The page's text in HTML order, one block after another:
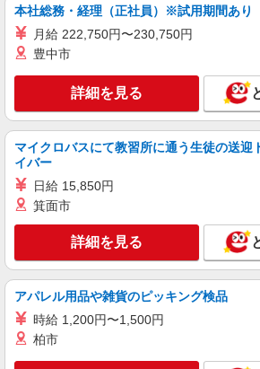
時給1600円 ◆一律交通
東京都中央区
キープ
派遣社員
株式会社日本パーソナルビジネス 首都圏支
≪携帯販売｜家電量販
時給1700円〜1800
用へ切替後：月給286,200
キープ
派遣社員 紹介予定派遣
株式会社シエロ
時給1650円〜 ※残業
本社総務・経理（正社員）※試用期間あり
月給 222,750円〜230,750円
豊中市
詳細を見る
マイクロバスにて教習所に通う生徒の送迎
イバー
日給 15,850円
箕面市
詳細を見る
アパレル用品や雑貨のピッキング検品
時給 1,200円〜1,500円
柏市